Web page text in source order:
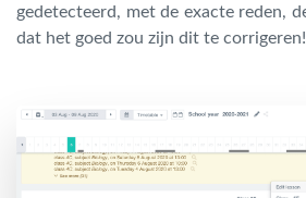
gedetecteerd, met de exacte reden,
dat het goed zou zijn dit te corrigeren!